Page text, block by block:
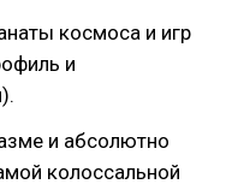
космоса и игр
и
и абсолютно
колоссальной